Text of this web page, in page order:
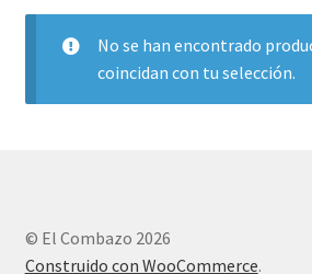
DJ, Audio e Iluminación PRO
Grabación de Audio & Video
Marcas
No se han encontrado
coincidan con tu selección.
© El Combazo 2026
Construido con WooCommerce.